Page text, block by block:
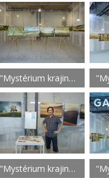
"Mystérium krajiny" Martin Galéria
"Mystérium krajiny" Martin Galéria